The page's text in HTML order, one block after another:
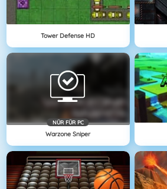
Tower Defense HD
NÜR FÜR PC
Warzone Sniper